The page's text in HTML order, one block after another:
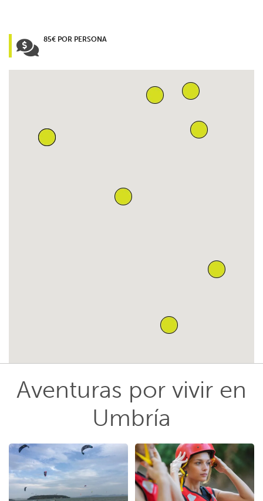
85€ POR PERSONA
Aventuras por vivir en
Umbría